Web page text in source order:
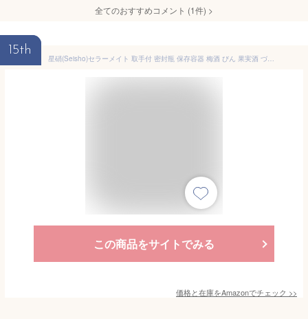
全てのおすすめコメント (1件) >
15th
星硝(Seisho)セラーメイト 取手付 密封瓶 保存容器 梅酒 びん 果実酒 づくり 3L ガラス 日本製 220315
この商品をサイトでみる
価格と在庫をAmazonでチェック >>